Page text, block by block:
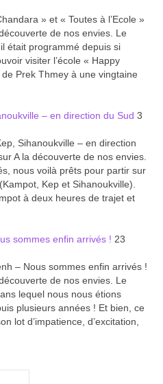
» et « Toutes à l’Ecole »
de nos envies. Le
était programmé depuis si
visiter l’école « Happy
Prek Thmey à une vingtaine
– en direction du Sud 3
Sihanoukville – en direction
A la découverte de nos envies.
nous voilà prêts pour partir sur
Kep et Sihanoukville).
à deux heures de trajet et
sommes enfin arrivés ! 23
– Nous sommes enfin arrivés !
de nos envies. Le
lequel nous nous étions
plusieurs années ! Et bien, ce
lot d’impatience, d’excitation,